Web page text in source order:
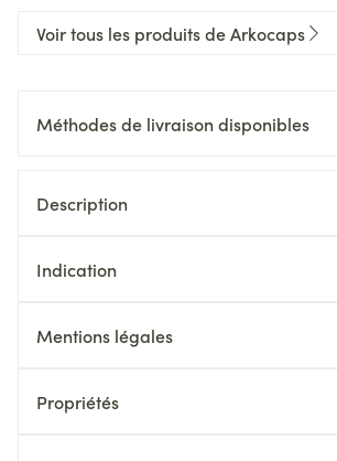
Voir tous les produits de Arkocaps
Méthodes de livraison disponibles
Description
Indication
Mentions légales
Propriétés